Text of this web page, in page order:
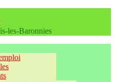
les-Baronnies